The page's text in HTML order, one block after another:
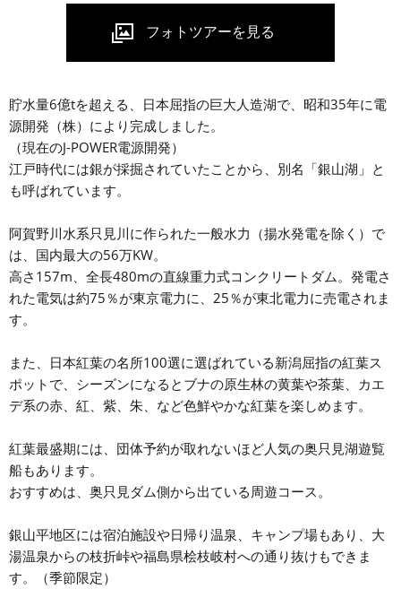
貯水量6億tを超える、日本屈指の巨大人造湖で、昭和35年に電
源開発（株）により完成しました。
（現在のJ-POWER電源開発）
江戸時代には銀が採掘されていたことから、別名「銀山湖」と
も呼ばれています。
阿賀野川水系只見川に作られた一般水力（揚水発電を除く）で
は、国内最大の56万KW。
高さ157m、全長480mの直線重力式コンクリートダム。発電さ
れた電気は約75％が東京電力に、25％が東北電力に売電されま
す。
また、日本紅葉の名所100選に選ばれている新潟屈指の紅葉ス
ポットで、シーズンになるとブナの原生林の黄葉や茶葉、カエ
デ系の赤、紅、紫、朱、など色鮮やかな紅葉を楽しめます。
紅葉最盛期には、団体予約が取れないほど人気の奥只見湖遊覧
船もあります。
おすすめは、奥只見ダム側から出ている周遊コース。
銀山平地区には宿泊施設や日帰り温泉、キャンプ場もあり、大
湯温泉からの枝折峠や福島県桧枝岐村への通り抜けもできま
す。（季節限定）